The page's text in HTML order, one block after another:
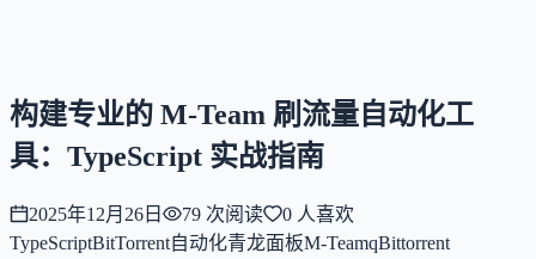
构建专业的 M-Team 刷流量自动化工
具：TypeScript 实战指南
2025年12月26日 79 次阅读 0 人喜欢
TypeScriptBitTorrent自动化青龙面板M-TeamqBittorrent